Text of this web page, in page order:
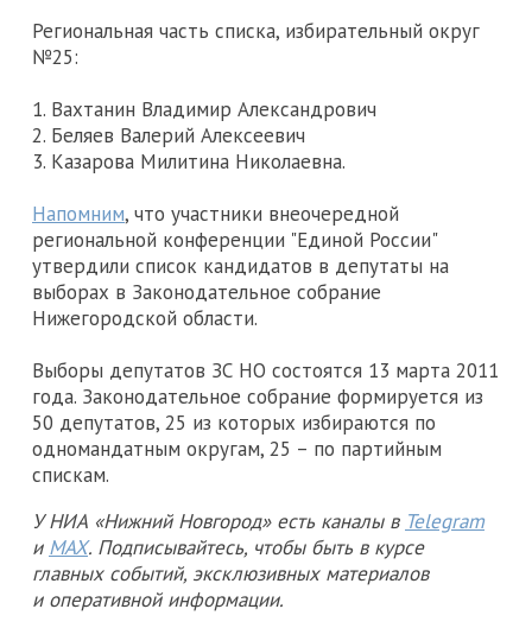
Региональная часть списка, избирательный округ
№25:
1. Вахтанин Владимир Александрович
2. Беляев Валерий Алексеевич
3. Казарова Милитина Николаевна.
Напомним, что участники внеочередной
региональной конференции "Единой России"
утвердили список кандидатов в депутаты на
выборах в Законодательное собрание
Нижегородской области.
Выборы депутатов ЗС НО состоятся 13 марта 2011
года. Законодательное собрание формируется из
50 депутатов, 25 из которых избираются по
одномандатным округам, 25 – по партийным
спискам.
У НИА «Нижний Новгород» есть каналы в Telegram
и MAX. Подписывайтесь, чтобы быть в курсе
главных событий, эксклюзивных материалов
и оперативной информации.